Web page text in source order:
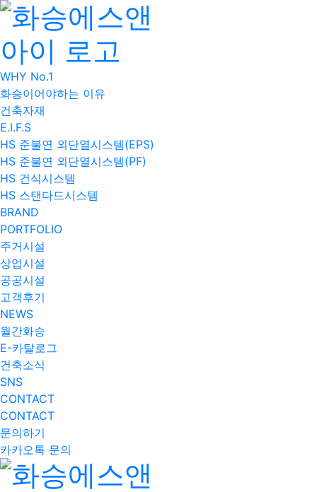
WHY No.1
화승이어야하는 이유
건축자재
E.I.F.S
HS 준불연 외단열시스템(EPS)
HS 준불연 외단열시스템(PF)
HS 건식시스템
HS 스탠다드시스템
BRAND
PORTFOLIO
주거시설
상업시설
공공시설
고객후기
NEWS
월간화승
E-카탈로그
건축소식
SNS
CONTACT
CONTACT
문의하기
카카오톡 문의